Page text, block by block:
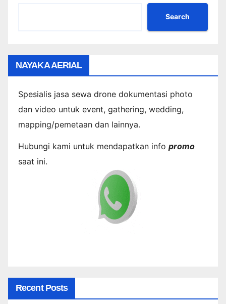
Search
NAYAKA AERIAL
Spesialis jasa sewa drone dokumentasi photo
dan video untuk event, gathering, wedding,
mapping/pemetaan dan lainnya.
Hubungi kami untuk mendapatkan info promo
saat ini.
Recent Posts